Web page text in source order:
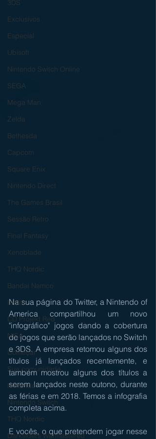
3DS
Exclusivos
Especial
Ubisoft
Nintendo Switch Online
SEGA
Mega Man
Zelda
Bethesda
Capcom
Square Enix
Nintendo Direct
The Games Brasil
Sessão Retro
Final Fantasy
Xenoblade
THQ Nordic
Bandai Namco
Indies
CD Projekt Red
NISA
Começar
Sua comunidade
Nintendo
Nintendo Switch
THQ Nordic
Darksiders Warmastered
Na sua página do Twitter, a Nintendo of
America compartilhou um novo
"infográfico" jogos dando a cobertura
de jogos que serão lançados no Switch
e 3DS. A empresa retomou alguns dos
títulos já lançados recentemente, e
também mostrou alguns dos títulos a
serem lançados neste outono, durante
as férias e em 2018. Temos a infografia
completa acima.
E vocês, o que pretendem jogar nesse